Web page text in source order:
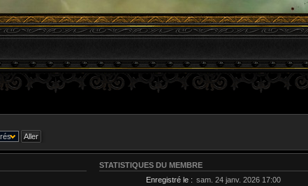
STATISTIQUES DU MEMBRE
Enregistré le : sam. 24 janv. 2026 17:00